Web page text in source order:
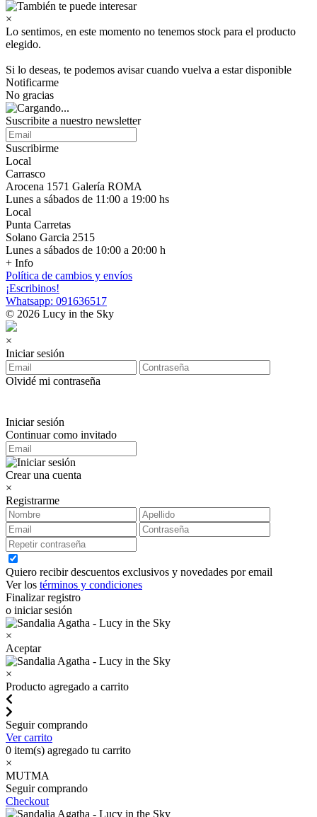
×
Lo sentimos, en este momento no tenemos stock para el producto
elegido.
Si lo deseas, te podemos avisar cuando vuelva a estar disponible
Notificarme
No gracias
Suscribite a nuestro newsletter
Suscribirme
Local
Carrasco
Arocena 1571 Galería ROMA
Lunes a sábados de 11:00 a 19:00 hs
Local
Punta Carretas
Solano Garcia 2515
Lunes a sábados de 10:00 a 20:00 h
+ Info
Política de cambios y envíos
¡Escribinos!
Whatsapp: 091636517
© 2026 Lucy in the Sky
×
Iniciar sesión
Olvidé mi contraseña
Iniciar sesión
Continuar como invitado
Crear una cuenta
×
Registrarme
Quiero recibir descuentos exclusivos y novedades por email
Ver los términos y condiciones
Finalizar registro
o iniciar sesión
×
Aceptar
×
Producto agregado a carrito
Seguir comprando
Ver carrito
0 item(s) agregado tu carrito
×
MUTMA
Seguir comprando
Checkout